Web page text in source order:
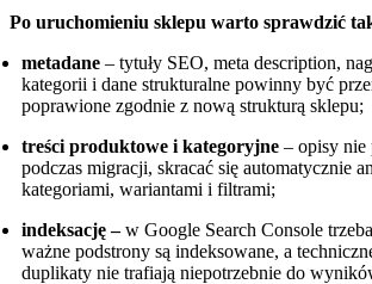
Po uruchomieniu sklepu warto sprawdzić
metadane – tytuły SEO, meta description,
kategorii i dane strukturalne powinny być
poprawione zgodnie z nową strukturą sklepu;
treści produktowe i kategoryjne – opisy
podczas migracji, skracać się automatycznie
kategoriami, wariantami i filtrami;
indeksację –w Google Search Console
ważne podstrony są indeksowane, a
duplikaty nie trafiają niepotrzebnie do